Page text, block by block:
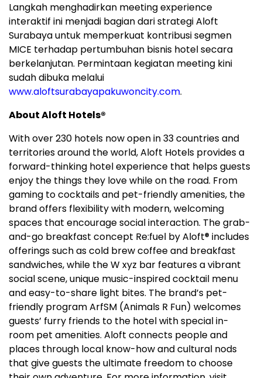
Langkah menghadirkan meeting experience
interaktif ini menjadi bagian dari strategi Aloft
Surabaya untuk memperkuat kontribusi segmen
MICE terhadap pertumbuhan bisnis hotel secara
berkelanjutan. Permintaan kegiatan meeting kini
sudah dibuka melalui
www.aloftsurabayapakuwoncity.com.
About Aloft Hotels®
With over 230 hotels now open in 33 countries and
territories around the world, Aloft Hotels provides a
forward-thinking hotel experience that helps guests
enjoy the things they love while on the road. From
gaming to cocktails and pet-friendly amenities, the
brand offers flexibility with modern, welcoming
spaces that encourage social interaction. The grab-
and-go breakfast concept Re:fuel by Aloft® includes
offerings such as cold brew coffee and breakfast
sandwiches, while the W xyz bar features a vibrant
social scene, unique music-inspired cocktail menu
and easy-to-share light bites. The brand’s pet-
friendly program ArfSM (Animals R Fun) welcomes
guests’ furry friends to the hotel with special in-
room pet amenities. Aloft connects people and
places through local know-how and cultural nods
that give guests the ultimate freedom to choose